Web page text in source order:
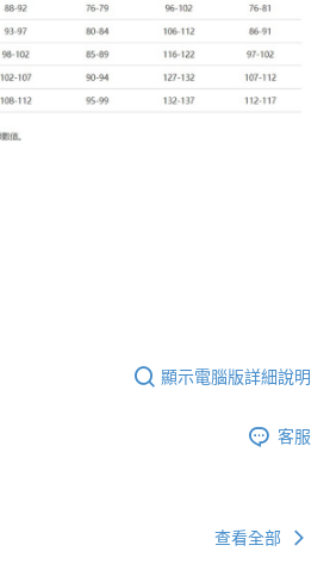
顯示電腦版詳細說明
客服
查看全部